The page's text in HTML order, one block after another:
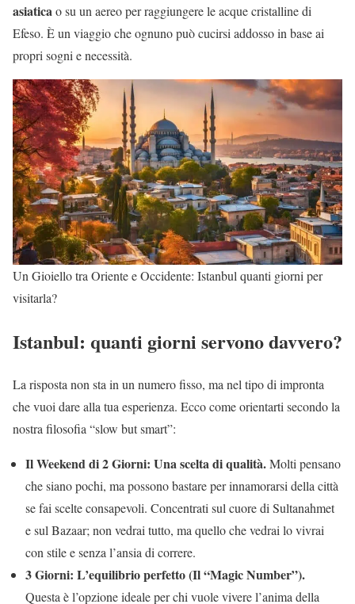
asiaticao su un aereo per raggiungere le acque cristalline di
Efeso. È un viaggio che ognuno può cucirsi addosso in base ai
propri sogni e necessità.
Un Gioiello tra Oriente e Occidente: Istanbul quanti giorni per
visitarla?
Istanbul: quanti giorni servono davvero?
La risposta non sta in un numero fisso, ma nel tipo di impronta
che vuoi dare alla tua esperienza. Ecco come orientarti secondo la
nostra filosofia “slow but smart”:
Il Weekend di 2 Giorni: Una scelta di qualità.Molti pensano
che siano pochi, ma possono bastare per innamorarsi della città
se fai scelte consapevoli. Concentrati sul cuore di Sultanahmet
e sul Bazaar; non vedrai tutto, ma quello che vedrai lo vivrai
con stile e senza l’ansia di correre.
3 Giorni: L’equilibrio perfetto (Il “Magic Number”).
Questa è l’opzione ideale per chi vuole vivere l’anima della